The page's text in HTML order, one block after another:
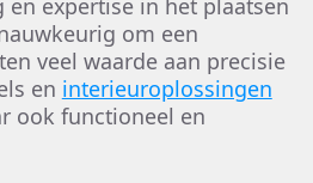
om een
veel waarde aan precisie
en interieuroplossingen
ook functioneel en